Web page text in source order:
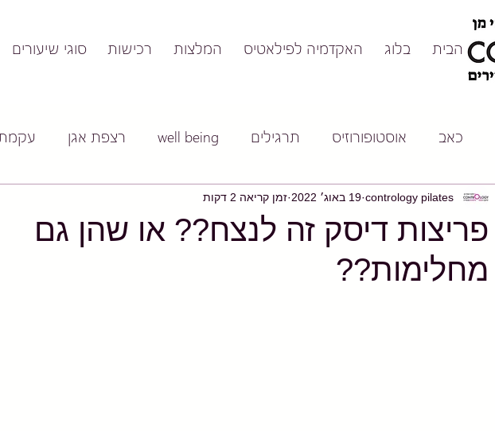
דף הבית בלוג האקדמיה לפילאטיס המלצות רכישות סוגי שיעורים
כאב אוסטופורוזיס תרגילים well being רצפת אגן
פריצות דיסק זה לנצח?? או שהן גם
מחלימות??
contrology pilates 19 באוג׳ 2022 זמן קריאה 2 דקות